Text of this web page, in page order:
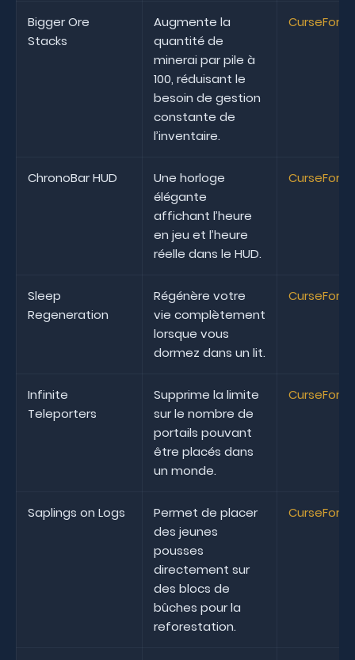
Bigger Ore
Stacks
Augmente la
quantité de
minerai par pile à
100, réduisant le
besoin de gestion
constante de
l’inventaire.
CurseForge
ChronoBar HUD
Une horloge
élégante
affichant l’heure
en jeu et l’heure
réelle dans le HUD.
CurseForge
Sleep
Regeneration
Régénère votre
vie complètement
lorsque vous
dormez dans un lit.
CurseForge
Infinite
Teleporters
Supprime la limite
sur le nombre de
portails pouvant
être placés dans
un monde.
CurseForge
Saplings on Logs
Permet de placer
des jeunes
pousses
directement sur
des blocs de
bûches pour la
reforestation.
CurseForge